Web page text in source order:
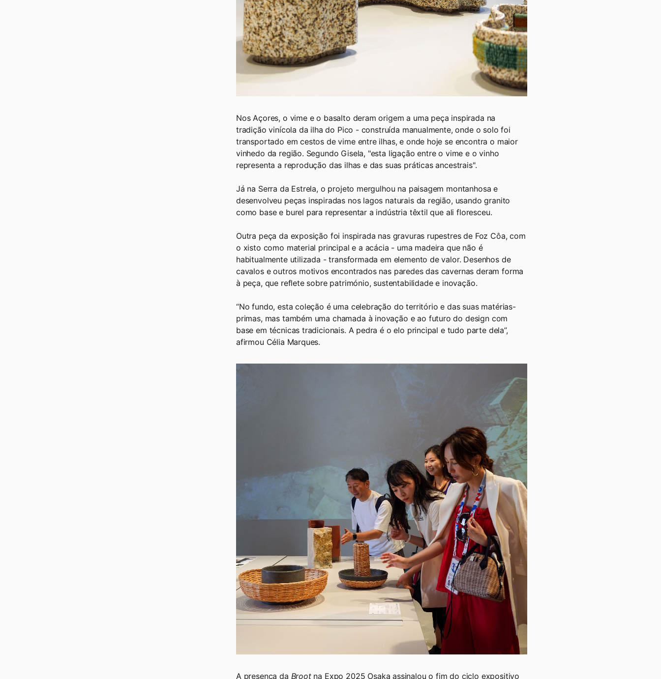
Nos Açores, o vime e o basalto deram origem a uma peça inspirada na
tradição vinícola da ilha do Pico - construída manualmente, onde o solo foi
transportado em cestos de vime entre ilhas, e onde hoje se encontra o maior
vinhedo da região. Segundo Gisela, "esta ligação entre o vime e o vinho
representa a reprodução das ilhas e das suas práticas ancestrais".
Já na Serra da Estrela, o projeto mergulhou na paisagem montanhosa e
desenvolveu peças inspiradas nos lagos naturais da região, usando granito
como base e burel para representar a indústria têxtil que ali floresceu.
Outra peça da exposição foi inspirada nas gravuras rupestres de Foz Côa, com
o xisto como material principal e a acácia - uma madeira que não é
habitualmente utilizada - transformada em elemento de valor. Desenhos de
cavalos e outros motivos encontrados nas paredes das cavernas deram forma
à peça, que reflete sobre património, sustentabilidade e inovação.
“No fundo, esta coleção é uma celebração do território e das suas matérias-
primas, mas também uma chamada à inovação e ao futuro do design com
base em técnicas tradicionais. A pedra é o elo principal e tudo parte dela”,
afirmou Célia Marques.
A presença da Brootna Expo 2025 Osaka assinalou o fim do ciclo expositivo